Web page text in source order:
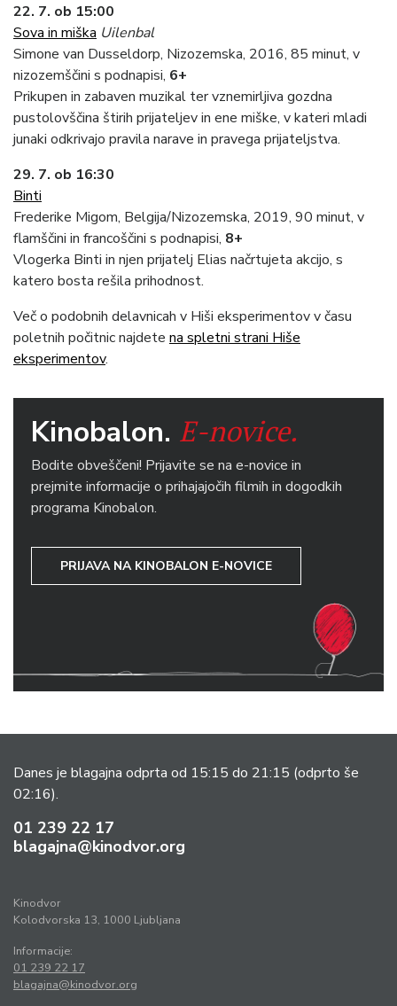
22. 7. ob 15:00
Sova in miška Uilenbal
Simone van Dusseldorp, Nizozemska, 2016, 85 minut, v
nizozemščini s podnapisi, 6+
Prikupen in zabaven muzikal ter vznemirljiva gozdna
pustolovščina štirih prijateljev in ene miške, v kateri mladi
junaki odkrivajo pravila narave in pravega prijateljstva.
29. 7. ob 16:30
Binti
Frederike Migom, Belgija/Nizozemska, 2019, 90 minut, v
flamščini in francoščini s podnapisi, 8+
Vlogerka Binti in njen prijatelj Elias načrtujeta akcijo, s
katero bosta rešila prihodnost.
Več o podobnih delavnicah v Hiši eksperimentov v času
poletnih počitnic najdete na spletni strani Hiše
eksperimentov.
Kinobalon. E-novice.
Bodite obveščeni! Prijavite se na e-novice in
prejmite informacije o prihajajočih filmih in dogodkih
programa Kinobalon.
PRIJAVA NA KINOBALON E-NOVICE
Danes je blagajna odprta od 15:15 do 21:15 (odprto še
02:16).
01 239 22 17
blagajna@kinodvor.org
Kinodvor
Kolodvorska 13, 1000 Ljubljana
Informacije:
01 239 22 17
blagajna@kinodvor.org